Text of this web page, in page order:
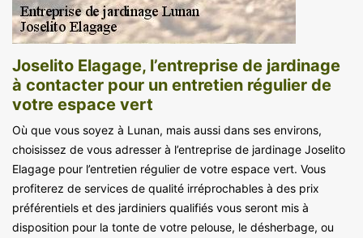
Joselito Elagage, l’entreprise de jardinage
à contacter pour un entretien régulier de
votre espace vert
Où que vous soyez à Lunan, mais aussi dans ses environs,
choisissez de vous adresser à l’entreprise de jardinage Joselito
Elagage pour l’entretien régulier de votre espace vert. Vous
profiterez de services de qualité irréprochables à des prix
préférentiels et des jardiniers qualifiés vous seront mis à
disposition pour la tonte de votre pelouse, le désherbage, ou